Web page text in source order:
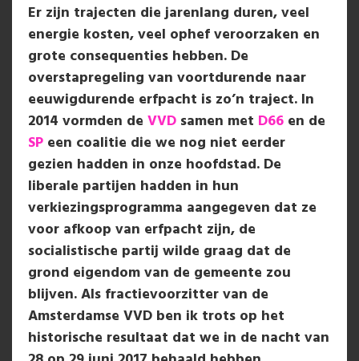
Er zijn trajecten die jarenlang duren, veel
energie kosten, veel ophef veroorzaken en
grote consequenties hebben. De
overstapregeling van voortdurende naar
eeuwigdurende erfpacht is zo’n traject. In
2014 vormden de VVD samen met D66 en de
SP een coalitie die we nog niet eerder
gezien hadden in onze hoofdstad. De
liberale partijen hadden in hun
verkiezingsprogramma aangegeven dat ze
voor afkoop van erfpacht zijn, de
socialistische partij wilde graag dat de
grond eigendom van de gemeente zou
blijven. Als fractievoorzitter van de
Amsterdamse VVD ben ik trots op het
historische resultaat dat we in de nacht van